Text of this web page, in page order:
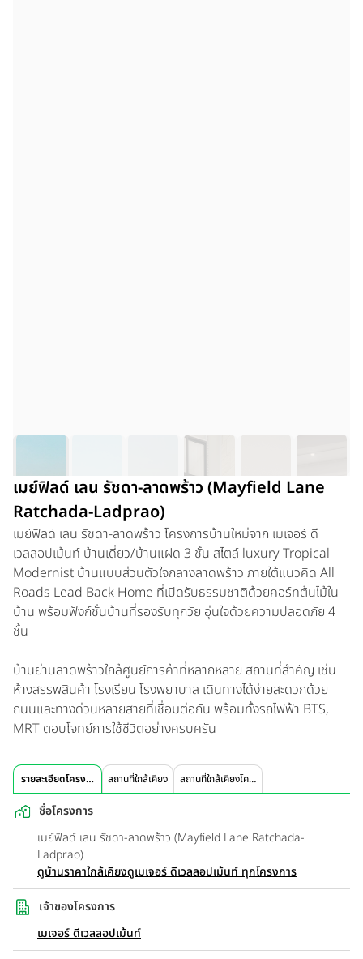
เมย์ฟิลด์ เลน รัชดา-ลาดพร้าว (Mayfield Lane
Ratchada-Ladprao)
เมย์ฟิลด์ เลน รัชดา-ลาดพร้าว โครงการบ้านใหม่จาก เมเจอร์ ดี
เวลลอปเม้นท์ บ้านเดี่ยว/บ้านแฝด 3 ชั้น สไตล์ luxury Tropical
Modernist บ้านแบบส่วนตัวใจกลางลาดพร้าว ภายใต้แนวคิด All
Roads Lead Back Home ที่เปิดรับธรรมชาติด้วยคอร์ทต้นไม้ใน
บ้าน พร้อมฟังก์ชั่นบ้านที่รองรับทุกวัย อุ่นใจด้วยความปลอดภัย 4
ชั้น
บ้านย่านลาดพร้าวใกล้ศูนย์การค้าที่หลากหลาย สถานที่สำคัญ เช่น
ห้างสรรพสินค้า โรงเรียน โรงพยาบาล เดินทางได้ง่ายสะดวกด้วย
ถนนและทางด่วนหลายสายที่เชื่อมต่อกัน พร้อมทั้งรถไฟฟ้า BTS,
MRT ตอบโจทย์การใช้ชีวิตอย่างครบครัน
รายละเอียดโครงการ สถานที่ใกล้เคียง สถานที่ใกล้เคียงโครงการ
ชื่อโครงการ
เมย์ฟิลด์ เลน รัชดา-ลาดพร้าว (Mayfield Lane Ratchada-
Ladprao)
ดูบ้านราคาใกล้เคียงดูเมเจอร์ ดีเวลลอปเม้นท์ ทุกโครงการ
เจ้าของโครงการ
เมเจอร์ ดีเวลลอปเม้นท์